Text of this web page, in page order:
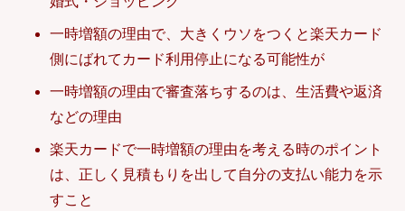
一時増額の理由で、大きくウソをつくと楽天カード
側にばれてカード利用停止になる可能性が
一時増額の理由で審査落ちするのは、生活費や返済
などの理由
楽天カードで一時増額の理由を考える時のポイント
は、正しく見積もりを出して自分の支払い能力を示
すこと